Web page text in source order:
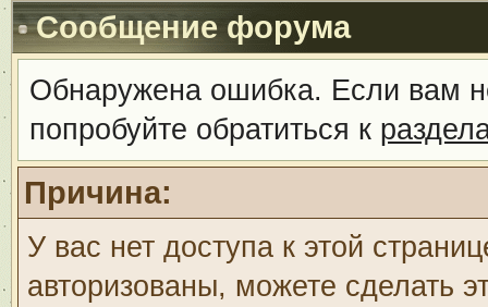
Сообщение форума
Обнаружена ошибка. Если вам
попробуйте обратиться к
Причина:
У вас нет доступа к этой
авторизованы, можете сделать